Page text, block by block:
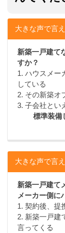
大きな声で言
新築一戸建て
すか？
1. ハウスメー
している
2. その新築オ
3. 子会社とい
標準装備
大きな声で言
新築一戸建て
メーカー側に
1. 契約後、提
2. 新築一戸建
言ってくる